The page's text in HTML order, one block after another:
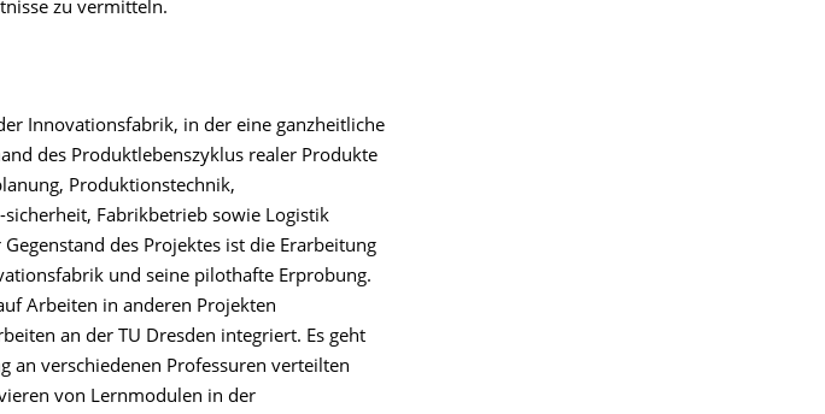
zu vermitteln.
Innovationsfabrik, in der eine ganzheitliche
des Produktlebenszyklus realer Produkte
Produktionstechnik,
Fabrikbetrieb sowie Logistik
des Projektes ist die Erarbeitung
und seine pilothafte Erprobung.
Arbeiten in anderen Projekten
an der TU Dresden integriert. Es geht
an verschiedenen Professuren verteilten
von Lernmodulen in der